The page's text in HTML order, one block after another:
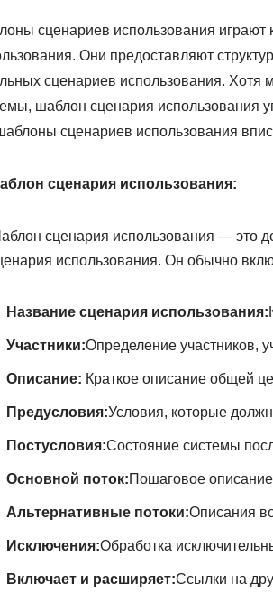
сценариев использования
Они предоставляют
сценариев использования. Хотя
шаблон сценария использования
сценариев использования
сценария использования:
сценария использования — это
использования. Он обычно
Название сценария использования:
Участники:Определение участников,
Описание: Краткое описание общей
Предусловия:Условия, которые
Постусловия:Состояние системы
Основной поток:Пошаговое
Альтернативные потоки:Описания
Исключения:Обработка
Включает и расширяет:Ссылки на